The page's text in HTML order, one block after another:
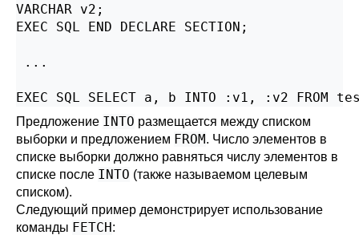
VARCHAR v2;
EXEC SQL END DECLARE SECTION;
...
EXEC SQL SELECT a, b INTO :v1, :v2 FROM
Предложение INTO размещается между списком
выборки и предложением FROM. Число элементов в
списке выборки должно равняться числу элементов в
списке после INTO (также называемом целевым
списком).
Следующий пример демонстрирует использование
команды FETCH: